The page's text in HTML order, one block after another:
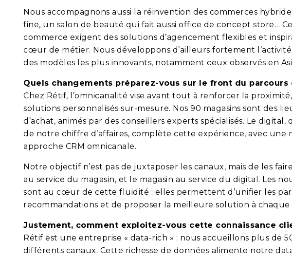
Nous accompagnons aussi la réinvention des commerces
fine, un salon de beauté qui fait aussi office de concept store…
commerce exigent des solutions d’agencement flexibles et
cœur de métier. Nous développons d’ailleurs fortement
des modèles les plus innovants, notamment ceux observés en
Quels changements préparez-vous sur le front du
Chez Rétif, l’omnicanalité vise avant tout à renforcer la
solutions personnalisés sur-mesure. Nos 90 magasins sont des
d’achat, animés par des conseillers experts spécialisés. Le
de notre chiffre d’affaires, complète cette expérience, avec
approche CRM omnicanale.
Notre objectif n’est pas de juxtaposer les canaux, mais de les
au service du magasin, et le magasin au service du digital. Les
sont au cœur de cette fluidité : elles permettent d’unifier les
recommandations et de proposer la meilleure solution à chaque
Justement, comment exploitez-vous cette connaissance
Rétif est une entreprise « data-rich » : nous accueillons plus de
différents canaux. Cette richesse de données alimente notre